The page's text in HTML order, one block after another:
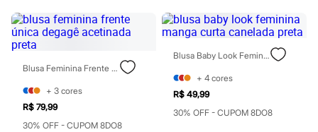
Saídas de praia
Personagens
Plus size
Blusas e Camisetas
Casacos e Jaquetas
Jeans
Moda esportiva
Shorts e Saias
Vestidos
Blusa Feminina Frente Única Degagê Acetinada Preta
+ 3 cores
R$ 79,99
30% OFF - CUPOM 8DO8
Blusa Baby Look Feminina Manga Curta Canelada Preta
+ 4 cores
R$ 49,99
30% OFF - CUPOM 8DO8